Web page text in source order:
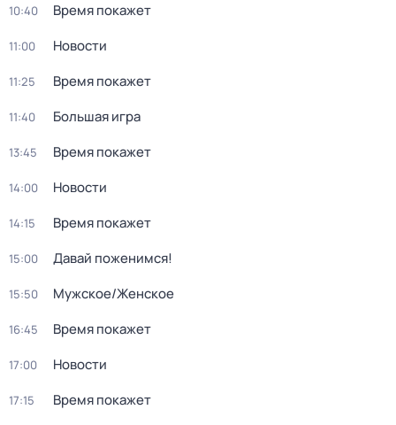
10:40 Время покажет
11:00 Новости
11:25 Время покажет
11:40 Большая игра
13:45 Время покажет
14:00 Новости
14:15 Время покажет
15:00 Давай поженимся!
15:50 Мужское/Женское
16:45 Время покажет
17:00 Новости
17:15 Время покажет